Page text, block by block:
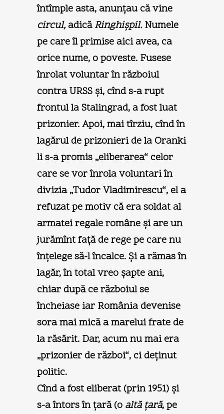
întîmple asta, anunţau că vine
circul,adicăRinghişpil.Numele
pe care îl primise aici avea, ca
orice nume, o poveste. Fusese
înrolat voluntar în războiul
contra URSS şi, cînd s-a rupt
frontul la Stalingrad, a fost luat
prizonier. Apoi, mai tîrziu, cînd în
lagărul de prizonieri de la Oranki
li s-a promis „eliberarea“ celor
care se vor înrola voluntari în
divizia „Tudor Vladimirescu“, el a
refuzat pe motiv că era soldat al
armatei regale române şi are un
jurămînt faţă de rege pe care nu
înţelege să-l încalce. Şi a rămas în
lagăr, în total vreo şapte ani,
chiar după ce războiul se
încheiase iar România devenise
sora mai mică a marelui frate de
la răsărit. Dar, acum nu mai era
„prizonier de război“, ci deţinut
politic.
Cînd a fost eliberat (prin 1951) şi
s-a întors în ţară (o altă ţară, pe